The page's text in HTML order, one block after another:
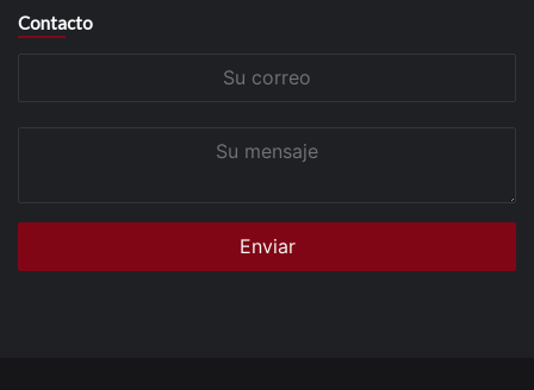
Contacto